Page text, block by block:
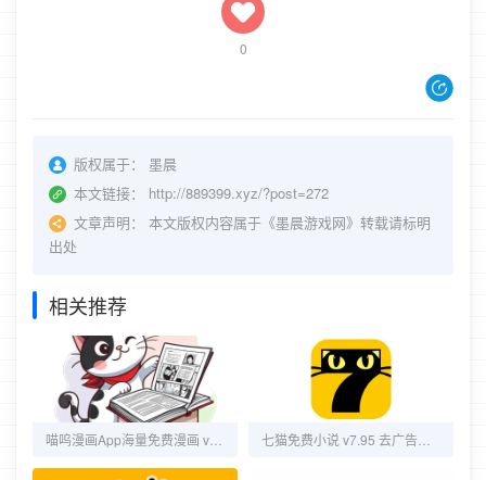
0
版权属于：
墨晨
本文链接：
http://889399.xyz/?post=272
文章声明：
本文版权内容属于《墨晨游戏网》转载请标明
出处
相关推荐